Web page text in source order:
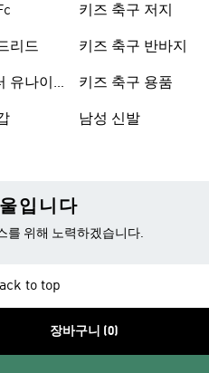
리드
유나이
키즈 축구 저지
키즈 축구 반바지
키즈 축구 용품
남성 신발
입니다
를 위해 노력하겠습니다.
to top
장바구니 (0)